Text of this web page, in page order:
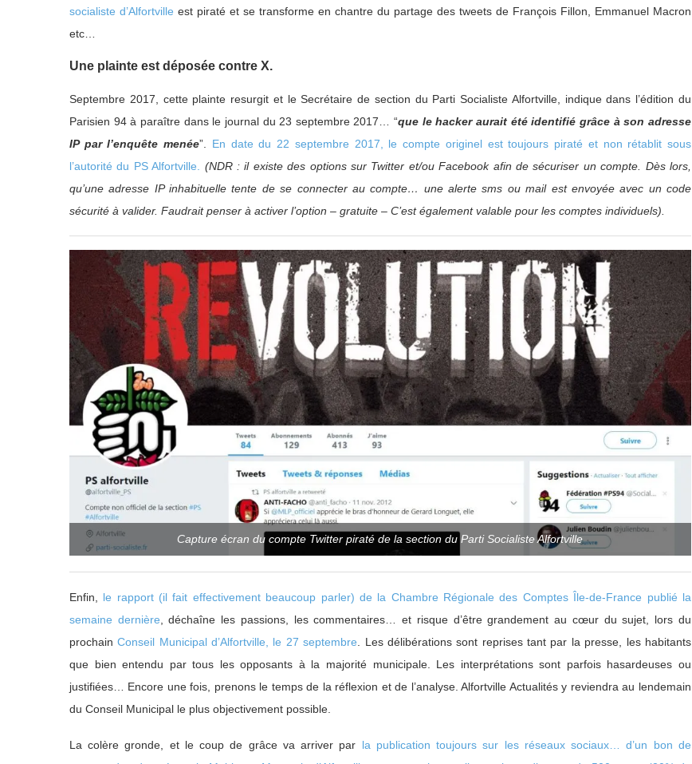
socialiste d’Alfortville est piraté et se transforme en chantre du partage des tweets de François Fillon, Emmanuel Macron
etc…
Une plainte est déposée contre X.
Septembre 2017, cette plainte resurgit et le Secrétaire de section du Parti Socialiste Alfortville, indique dans l’édition du
Parisien 94 à paraître dans le journal du 23 septembre 2017… “que le hacker aurait été identifié grâce à son adresse
IP par l’enquête menée”. En date du 22 septembre 2017, le compte originel est toujours piraté et non rétablit sous
l’autorité du PS Alfortville.
(NDR : il existe des options sur Twitter et/ou Facebook afin de sécuriser un compte. Dès lors,
qu’une adresse IP inhabituelle tente de se connecter au compte… une alerte sms ou mail est envoyée avec un code
sécurité à valider. Faudrait penser à activer l’option – gratuite – C’est également valable pour les comptes individuels).
Capture écran du compte Twitter piraté de la section du Parti Socialiste Alfortville
Enfin, le rapport (il fait effectivement beaucoup parler) de la Chambre Régionale des Comptes Île-de-France publié la
semaine dernière, déchaîne les passions, les commentaires… et risque d’être grandement au cœur du sujet, lors du
prochainConseil Municipal d’Alfortville, le 27 septembre. Les délibérations sont reprises tant par la presse, les habitants
que bien entendu par tous les opposants à la majorité municipale. Les interprétations sont parfois hasardeuses ou
justifiées… Encore une fois, prenons le temps de la réflexion et de l’analyse. Alfortville Actualités y reviendra au lendemain
du Conseil Municipal le plus objectivement possible.
La colère gronde, et le coup de grâce va arriver par la publication toujours sur les réseaux sociaux… d’un bon de